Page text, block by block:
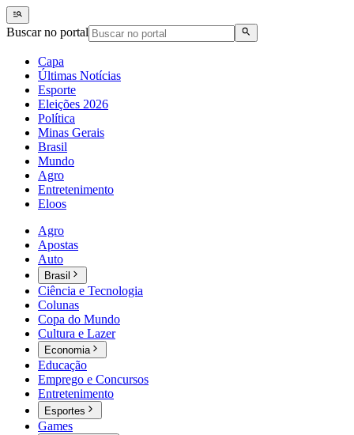
Buscar no portal
Capa
Últimas Notícias
Esporte
Eleições 2026
Política
Minas Gerais
Brasil
Mundo
Agro
Entretenimento
Eloos
Agro
Apostas
Auto
Brasil
Ciência e Tecnologia
Colunas
Copa do Mundo
Cultura e Lazer
Economia
Educação
Emprego e Concursos
Entretenimento
Esportes
Games